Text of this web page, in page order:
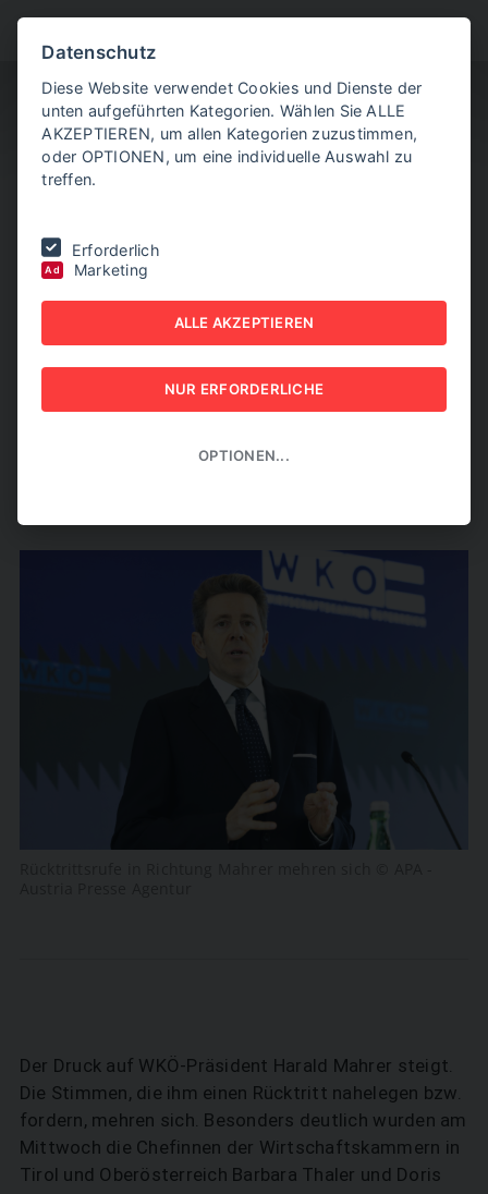
Wirtschaftskammer-Präsident Mahrer steigt
DRUCK AUF
WIRTSCHAFTSKAMMER-
PRÄSIDENT MAHRER
Der Druck auf WKÖ-Präsident Harald Mahrer steigt.
Die Stimmen, die ihm einen Rücktritt nahelegen bzw.
fordern, mehren sich. Besonders deutlich wurden am
Mittwoch die Chefinnen der Wirtschaftskammern in
Tirol und Oberösterreich Barbara Thaler und Doris
Datenschutz
Diese Website verwendet Cookies und Dienste der
unten aufgeführten Kategorien. Wählen Sie ALLE
AKZEPTIEREN, um allen Kategorien zuzustimmen,
oder OPTIONEN, um eine individuelle Auswahl zu
treffen.
Erforderlich
Ad Marketing
ALLE AKZEPTIEREN
NUR ERFORDERLICHE
OPTIONEN...